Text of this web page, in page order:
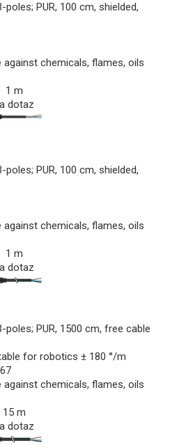
PUR, 100 cm, shielded,
chemicals, flames, oils
1 m
dotaz
PUR, 100 cm, shielded,
chemicals, flames, oils
1 m
dotaz
PUR, 1500 cm, free cable
for robotics ± 180 °/m
chemicals, flames, oils
15 m
dotaz